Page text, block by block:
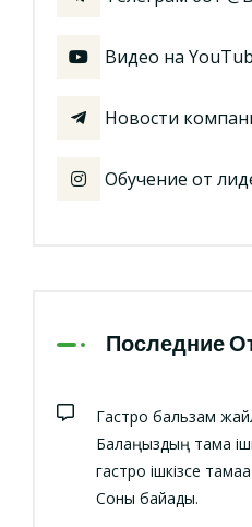
Видео на
Новости
Обучение от
Последние
Гастро бальзам
Балаңыздың тамақ
гастро ішкізсе
Соны байқадық.